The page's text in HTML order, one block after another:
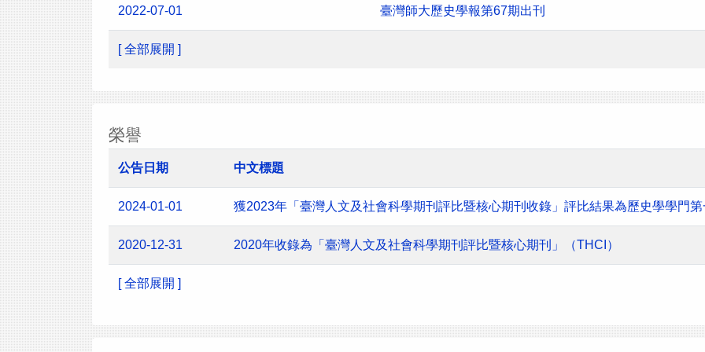
2022-07-01 臺灣師大歷史學報第67期出刊
[ 全部展開 ]
榮譽
公告日期 中文標題
2024-01-01 獲2023年「臺灣人文及社會科學期刊評比暨核心期刊收錄」評比結果為歷史學學門
2020-12-31 2020年收錄為「臺灣人文及社會科學期刊評比暨核心期刊」（THCI）
[ 全部展開 ]